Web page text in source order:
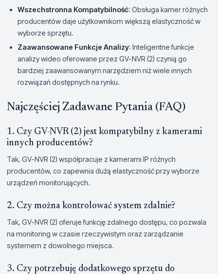
Wszechstronna Kompatybilność: Obsługa kamer różnych
producentów daje użytkownikom większą elastyczność w
wyborze sprzętu.
Zaawansowane Funkcje Analizy: Inteligentne funkcje
analizy wideo oferowane przez GV-NVR (2) czynią go
bardziej zaawansowanym narzędziem niż wiele innych
rozwiązań dostępnych na rynku.
Najczęściej Zadawane Pytania (FAQ)
1. Czy GV-NVR (2) jest kompatybilny z kamerami
innych producentów?
Tak, GV-NVR (2) współpracuje z kamerami IP różnych
producentów, co zapewnia dużą elastyczność przy wyborze
urządzeń monitorujących.
2. Czy można kontrolować system zdalnie?
Tak, GV-NVR (2) oferuje funkcję zdalnego dostępu, co pozwala
na monitoring w czasie rzeczywistym oraz zarządzanie
systemem z dowolnego miejsca.
3. Czy potrzebuję dodatkowego sprzętu do